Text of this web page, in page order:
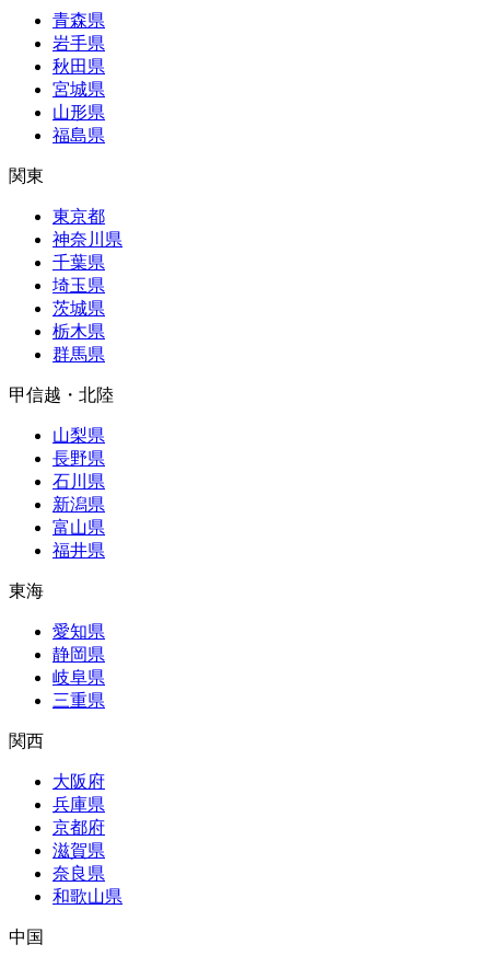
青森県
岩手県
秋田県
宮城県
山形県
福島県
関東
東京都
神奈川県
千葉県
埼玉県
茨城県
栃木県
群馬県
甲信越・北陸
山梨県
長野県
石川県
新潟県
富山県
福井県
東海
愛知県
静岡県
岐阜県
三重県
関西
大阪府
兵庫県
京都府
滋賀県
奈良県
和歌山県
中国